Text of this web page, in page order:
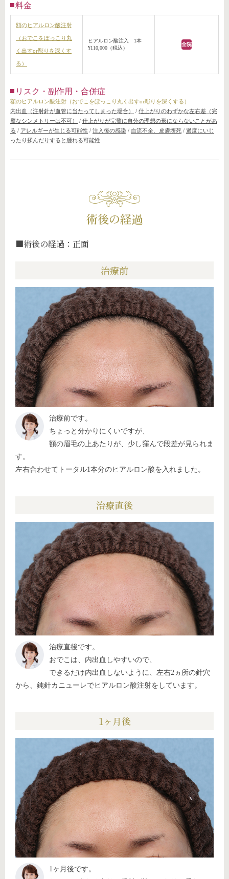
料金
額のヒアルロン酸注射
（おでこをぽっこり丸
く出すor彫りを深くす
る）
ヒアルロン酸注入 1本
¥110,000（税込）
全院
リスク・副作用・合併症
額のヒアルロン酸注射（おでこをぽっこり丸く出すor彫りを深くする）
内出血（注射針が血管に当たってしまった場合）
/ 仕上がりのわずかな左右差（完
璧なシンメトリーは不可）
/ 仕上がりが完璧に自分の理想の形にならないことがあ
る / アレルギーが生じる可能性 / 注入後の感染 / 血流不全、皮膚壊死 / 過度にいじ
ったり揉んだりすると腫れる可能性
術後の経過
■術後の経過：正面
治療前
治療前です。
ちょっと分かりにくいですが、
額の眉毛の上あたりが、少し窪んで段差が見られま
す。
左右合わせてトータル1本分のヒアルロン酸を入れました。
治療直後
治療直後です。
おでこは、内出血しやすいので、
できるだけ内出血しないように、左右2ヵ所の針穴
から、鈍針カニューレでヒアルロン酸注射をしています。
1ヶ月後
1ヶ月後です。